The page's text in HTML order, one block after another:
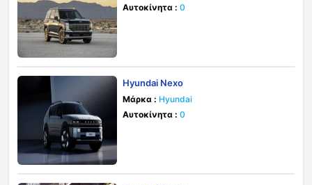
Αυτοκίνητα : 0
Hyundai Nexo
Μάρκα : Hyundai
Αυτοκίνητα : 0